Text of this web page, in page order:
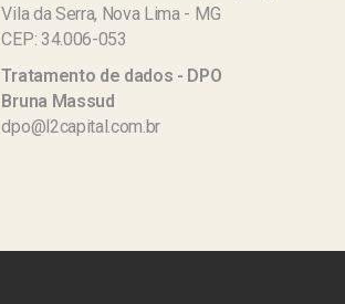
Vila da Serra, Nova Lima - MG
CEP: 34.006-053
Tratamento de dados - DPO
Bruna Massud
dpo@l2capital.com.br